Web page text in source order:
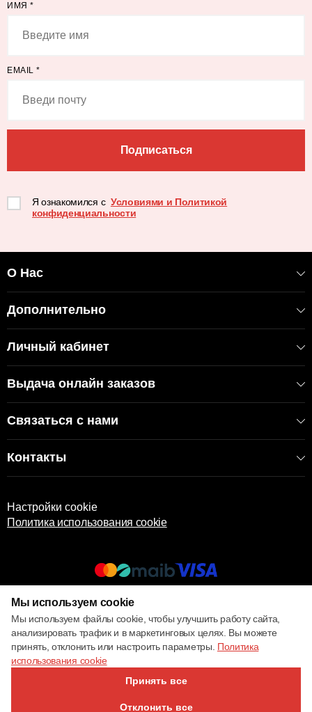
ИМЯ *
EMAIL *
Подписаться
Я ознакомился с Условиями и Политикой
конфиденциальности
О Нас
Дополнительно
Личный кабинет
Выдача онлайн заказов
Связаться с нами
Контакты
Настройки cookie
Политика использования cookie
© 2017 – 2026 ECOM
Мы используем cookie
Мы используем файлы cookie, чтобы улучшить работу сайта,
анализировать трафик и в маркетинговых целях. Вы можете
принять, отклонить или настроить параметры. Политика
использования cookie
Принять все
Отклонить все